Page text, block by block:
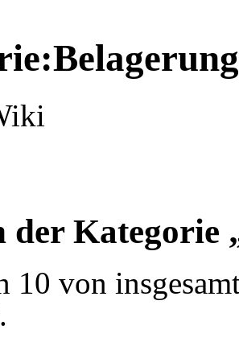
der Kategorie
10 von